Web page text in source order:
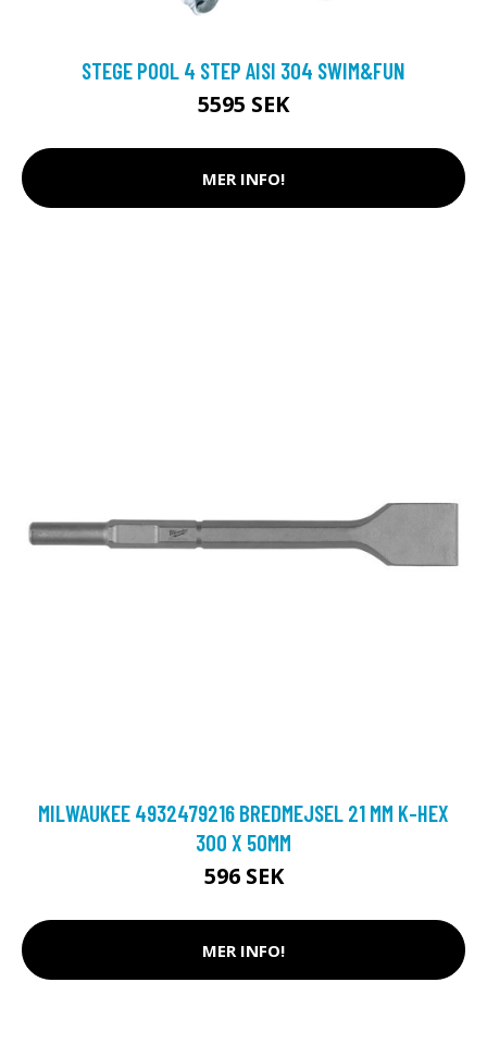
STEGE POOL 4 STEP AISI 304 SWIM&FUN
5595 SEK
MER INFO!
MILWAUKEE 4932479216 BREDMEJSEL 21 MM K-HEX
300 X 50MM
596 SEK
MER INFO!